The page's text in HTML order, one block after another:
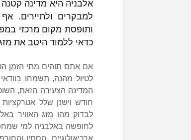
אלבניה היא מדינה
למבקרים ולתיירים.
ותופסת מקום מרכזי
כדאי ללמוד היטב את
אם אתם תוהים מתי הזמן
לטיול מהנה, תשמחו
המדינה הצעירה הזאת,
חודש וישנן שלל
לבדוק מהו מזג האוויר
לחופשה באלבניה למי
ארכיאולוגיים, הסתיו